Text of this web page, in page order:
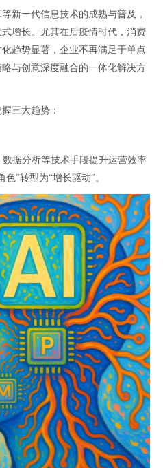
新一代信息技术的成熟与普及，
增长。尤其在后疫情时代，消费
趋势显著，企业不再满足于单点
与创意深度融合的一体化解决方
三大趋势：
据分析等技术手段提升运营效率
”转型为“增长驱动”。